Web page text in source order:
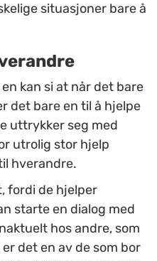
situasjoner bare å
kan si at når det bare
det bare en til å hjelpe
uttrykker seg med
utrolig stor hjelp
hverandre.
fordi de hjelper
starte en dialog med
hos andre, som
det en av de som bor